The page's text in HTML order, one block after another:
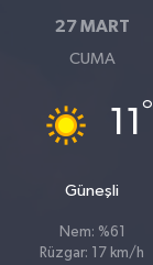
27 MART
CUMA
11 °
Güneşli
Nem: %61
Rüzgar: 17 km/h